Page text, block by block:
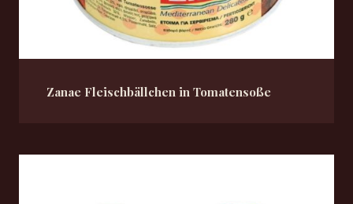
Zanae Fleischbällchen in Tomatensoße